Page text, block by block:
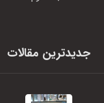
جدیدترین مقالات